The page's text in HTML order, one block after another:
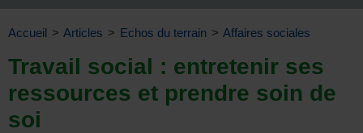
Accueil > Articles > Echos du terrain > Affaires sociales
Travail social : entretenir ses
ressources et prendre soin de
soi